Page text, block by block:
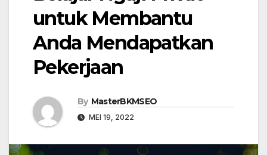
untuk Membantu
Anda Mendapatkan
Pekerjaan
By MasterBKMSEO
MEI 19, 2022